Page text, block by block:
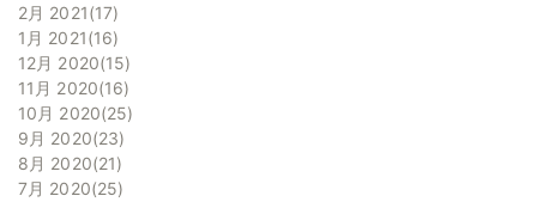
2月 2021 17
1月 2021 16
12月 2020 15
11月 2020 16
10月 2020 25
9月 2020 23
8月 2020 21
7月 2020 25